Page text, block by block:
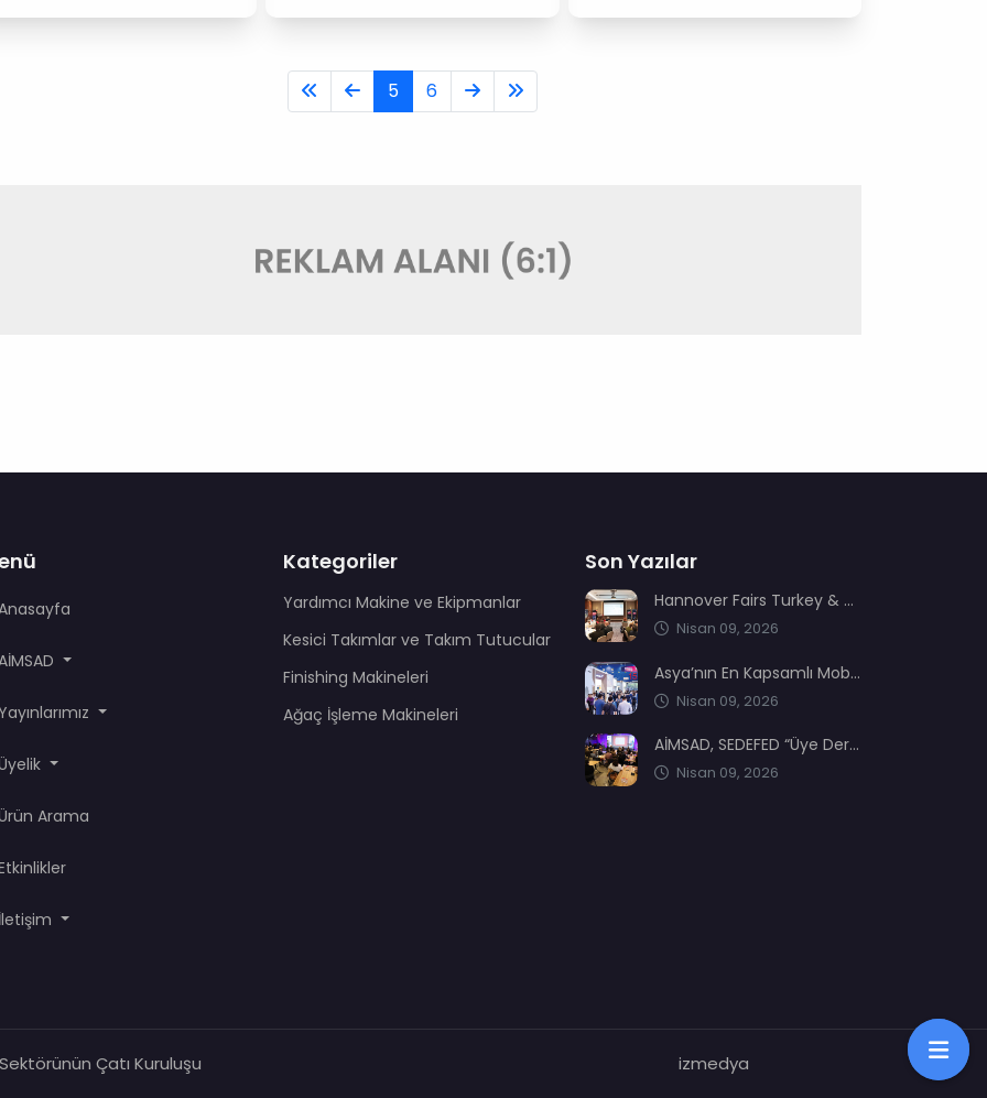
5 6
Arama
İletişim
Kategoriler
Yardımcı Makine ve Ekipmanlar
Kesici Takımlar ve Takım Tutucular
Finishing Makineleri
Ağaç İşleme Makineleri
Son Yazılar
Hannover Fairs Turkey & MENA sektör dernekleriyle bir araya geldi
Nisan 09, 2026
Asya’nın En Kapsamlı Mobilya Üretimi ve Ağaç İşleme Fuarı: CIFM / Interzum Guangzhou
Nisan 09, 2026
AİMSAD, SEDEFED “Üye Dernekler Etki ve Değer Buluşması’nda” yerini aldı
Nisan 09, 2026
Çatı Kuruluşu izmedya